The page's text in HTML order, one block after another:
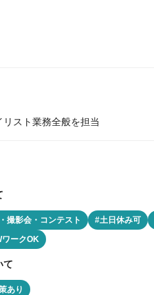
リスト業務全般を担当
撮影会・コンテスト #土日休み可
ークOK
て
あり